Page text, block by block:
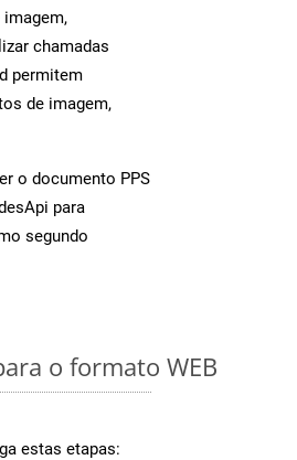
chamadas
permitem
de imagem,
o documento PPS
para
segundo
o formato WEB
estas etapas: